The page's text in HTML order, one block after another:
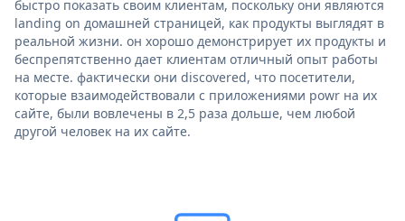
быстро показать своим клиентам, поскольку они являются
landing on домашней страницей, как продукты выглядят в
реальной жизни. он хорошо демонстрирует их продукты и
беспрепятственно дает клиентам отличный опыт работы
на месте. фактически они discovered, что посетители,
которые взаимодействовали с приложениями powr на их
сайте, были вовлечены в 2,5 раза дольше, чем любой
другой человек на их сайте.